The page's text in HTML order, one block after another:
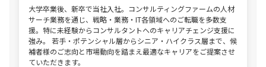
大学卒業後、新卒で当社入社。コンサルティングファームの人材
サーチ業務を通じ、戦略・業務・IT各領域へのご転職を多数支
援。特に未経験からコンサルタントへのキャリアチェンジ支援に
強み。 若手・ポテンシャル層からシニア・ハイクラス層まで、候
補者様のご志向と市場動向を踏まえ最適なキャリアをご提案させ
ていただきます。